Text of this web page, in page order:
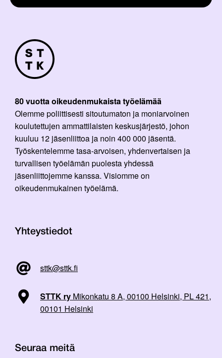
80 vuotta oikeudenmukaista työelämää
Olemme poliittisesti sitoutumaton ja moniarvoinen
koulutettujen ammattilaisten keskusjärjestö, johon
kuuluu 12 jäsenliittoa ja noin 400 000 jäsentä.
Työskentelemme tasa-arvoisen, yhdenvertaisen ja
turvallisen työelämän puolesta yhdessä
jäsenliittojemme kanssa. Visiomme on
oikeudenmukainen työelämä.
Yhteystiedot
sttk@sttk.fi
STTK ry Mikonkatu 8 A, 00100 Helsinki, PL 421,
00101 Helsinki
Seuraa meitä